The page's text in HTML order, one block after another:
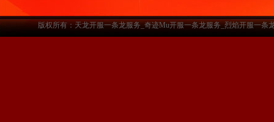
版权所有：天龙开服一条龙服务_奇迹Mu开服一条龙服务_烈焰开服一条